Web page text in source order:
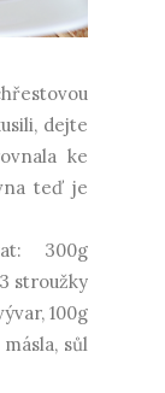
dejte
ke
teď je
300g
stroužky
100g
sůl